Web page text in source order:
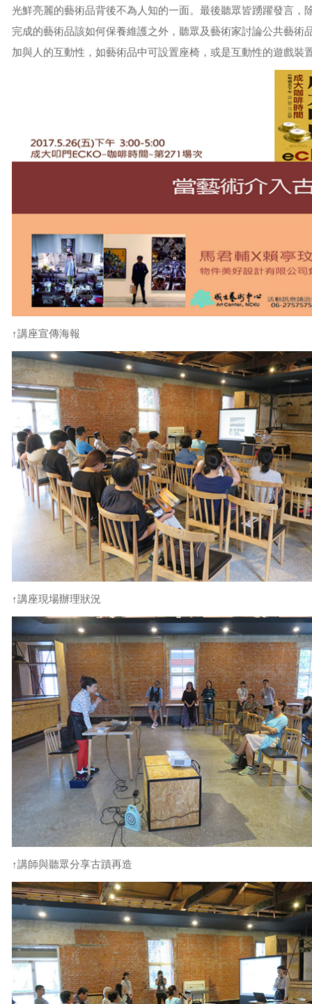
光鮮亮麗的藝術品背後不為人知的一面。最後聽眾皆踴躍發言，
完成的藝術品該如何保養維護之外，聽眾及藝術家討論公共藝術
加與人的互動性，如藝術品中可設置座椅，或是互動性的遊戲裝
↑講座宣傳海報
↑講座現場辦理狀況
↑講師與聽眾分享古蹟再造